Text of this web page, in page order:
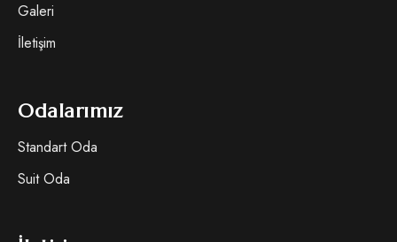
Galeri
İletişim
Odalarımız
Standart Oda
Suit Oda